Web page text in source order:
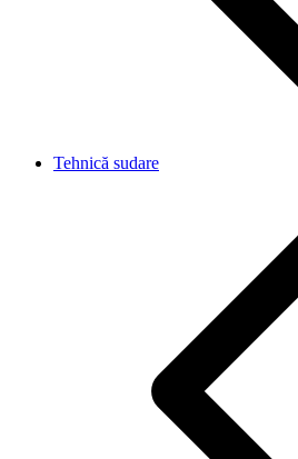
Tehnică sudare